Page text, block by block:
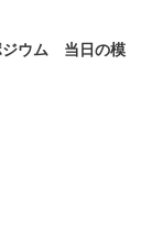
ジウム 当日の模